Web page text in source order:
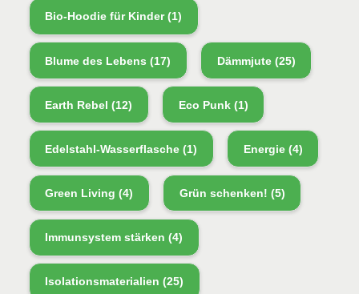
Bio-Hoodie für Kinder(1)
Blume des Lebens (17) Dämmjute(25)
Earth Rebel (12) Eco Punk(1)
Edelstahl-Wasserflasche (1) Energie(4)
Green Living (4) Grün schenken! (5)
Immunsystem stärken (4)
Isolationsmaterialien (25)